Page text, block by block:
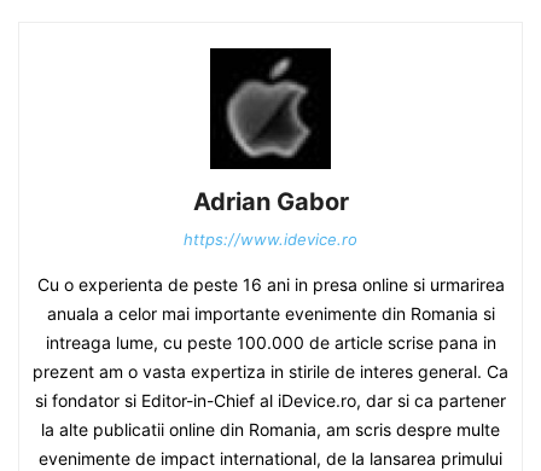
Adrian Gabor
https://www.idevice.ro
Cu o experienta de peste 16 ani in presa online si urmarirea
anuala a celor mai importante evenimente din Romania si
intreaga lume, cu peste 100.000 de article scrise pana in
prezent am o vasta expertiza in stirile de interes general. Ca
si fondator si Editor-in-Chief al iDevice.ro, dar si ca partener
la alte publicatii online din Romania, am scris despre multe
evenimente de impact international, de la lansarea primului